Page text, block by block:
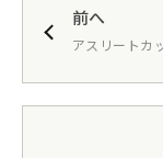
前へ
アスリート